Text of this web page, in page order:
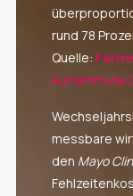
rund 78
Quelle:
Autoimmune
messbare
den Mayo